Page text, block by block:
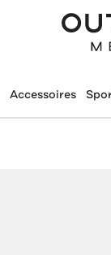
Accessoires